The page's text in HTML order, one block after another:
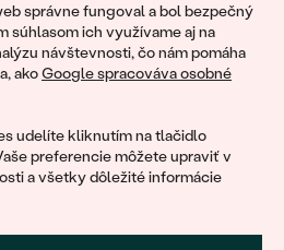
správne fungoval a bol bezpečný
súhlasom ich využívame aj na
návštevnosti, čo nám pomáha
akoGoogle spracováva osobné
udelíte kliknutím na tlačidlo
preferencie môžete upraviť v
a všetky dôležité informácie